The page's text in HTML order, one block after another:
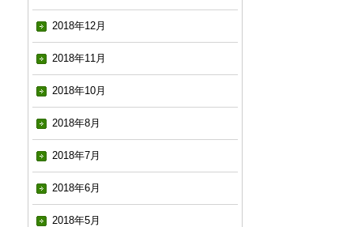
2018年12月
2018年11月
2018年10月
2018年8月
2018年7月
2018年6月
2018年5月